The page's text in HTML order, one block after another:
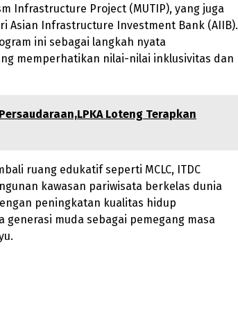
Infrastructure Project (MUTIP), yang juga
Asian Infrastructure Investment Bank (AIIB).
ini sebagai langkah nyata
memperhatikan nilai-nilai inklusivitas dan
Loteng Terapkan
ruang edukatif seperti MCLC, ITDC
kawasan pariwisata berkelas dunia
peningkatan kualitas hidup
generasi muda sebagai pemegang masa